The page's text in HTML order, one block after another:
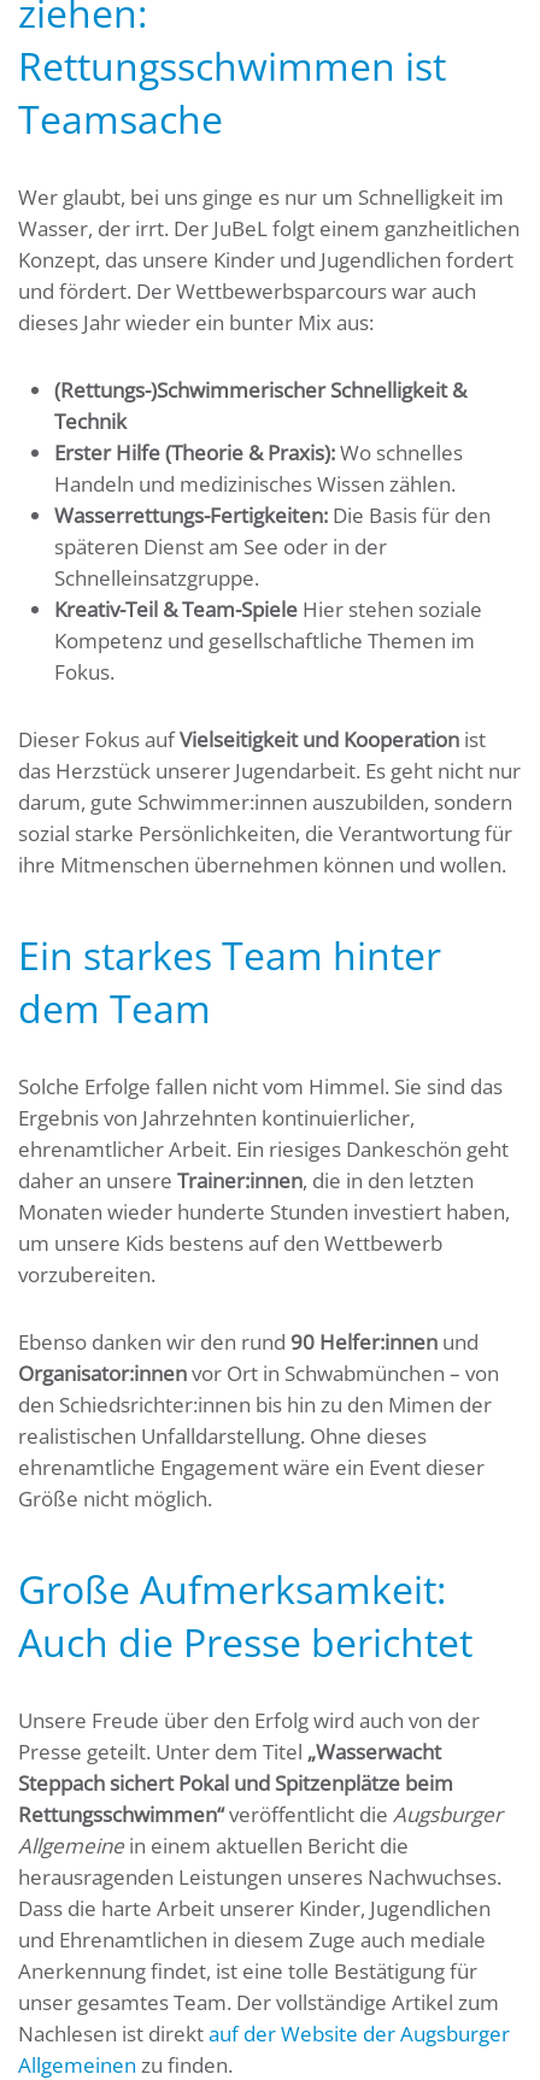
ziehen:
Rettungsschwimmen ist
Teamsache
Wer glaubt, bei uns ginge es nur um Schnelligkeit im
Wasser, der irrt. Der JuBeL folgt einem ganzheitlichen
Konzept, das unsere Kinder und Jugendlichen fordert
und fördert. Der Wettbewerbsparcours war auch
dieses Jahr wieder ein bunter Mix aus:
(Rettungs-)Schwimmerischer Schnelligkeit &
Technik
Erster Hilfe (Theorie & Praxis):Wo schnelles
Handeln und medizinisches Wissen zählen.
Wasserrettungs-Fertigkeiten: Die Basis für den
späteren Dienst am See oder in der
Schnelleinsatzgruppe.
Kreativ-Teil & Team-Spiele Hier stehen soziale
Kompetenz und gesellschaftliche Themen im
Fokus.
Dieser Fokus aufVielseitigkeit und Kooperation ist
das Herzstück unserer Jugendarbeit. Es geht nicht nur
darum, gute Schwimmer:innen auszubilden, sondern
sozial starke Persönlichkeiten, die Verantwortung für
ihre Mitmenschen übernehmen können und wollen.
Ein starkes Team hinter
dem Team
Solche Erfolge fallen nicht vom Himmel. Sie sind das
Ergebnis von Jahrzehnten kontinuierlicher,
ehrenamtlicher Arbeit. Ein riesiges Dankeschön geht
daher an unsere Trainer:innen, die in den letzten
Monaten wieder hunderte Stunden investiert haben,
um unsere Kids bestens auf den Wettbewerb
vorzubereiten.
Ebenso danken wir den rund 90 Helfer:innen und
Organisator:innenvor Ort in Schwabmünchen – von
den Schiedsrichter:innen bis hin zu den Mimen der
realistischen Unfalldarstellung. Ohne dieses
ehrenamtliche Engagement wäre ein Event dieser
Größe nicht möglich.
Große Aufmerksamkeit:
Auch die Presse berichtet
Unsere Freude über den Erfolg wird auch von der
Presse geteilt. Unter dem Titel „Wasserwacht
Steppach sichert Pokal und Spitzenplätze beim
Rettungsschwimmen“veröffentlicht die Augsburger
Allgemeine in einem aktuellen Bericht die
herausragenden Leistungen unseres Nachwuchses.
Dass die harte Arbeit unserer Kinder, Jugendlichen
und Ehrenamtlichen in diesem Zuge auch mediale
Anerkennung findet, ist eine tolle Bestätigung für
unser gesamtes Team. Der vollständige Artikel zum
Nachlesen ist direktauf der Website der Augsburger
Allgemeinen zu finden.